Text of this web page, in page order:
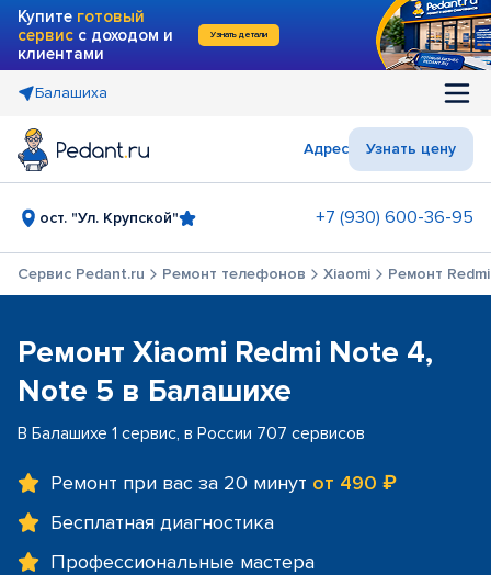
Купите готовый
сервис с доходом и
клиентами
Узнать детали
Балашиха
Адрес Узнать цену
ост. "Ул. Крупской" +7 (930) 600-36-95
Сервис Pedant.ru Ремонт телефонов Xiaomi Ремонт
Ремонт Xiaomi Redmi Note 4,
Note 5 в Балашихе
В Балашихе 1 сервис, в России 707 сервисов
Ремонт при вас за 20 минут от 490 ₽
Бесплатная диагностика
Профессиональные мастера